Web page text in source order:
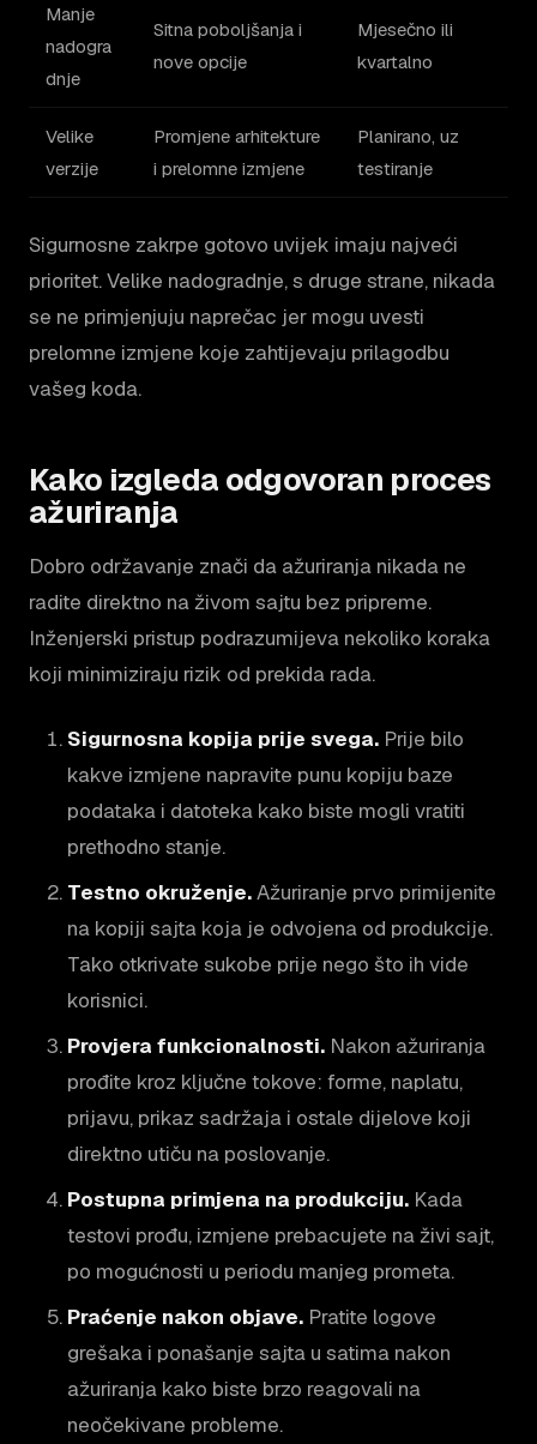
Manje
nadogra
dnje
Sitna poboljšanja i
nove opcije
Mjesečno ili
kvartalno
Velike
verzije
Promjene arhitekture
i prelomne izmjene
Planirano, uz
testiranje
Sigurnosne zakrpe gotovo uvijek imaju najveći
prioritet. Velike nadogradnje, s druge strane, nikada
se ne primjenjuju naprečac jer mogu uvesti
prelomne izmjene koje zahtijevaju prilagodbu
vašeg koda.
Kako izgleda odgovoran proces
ažuriranja
Dobro održavanje znači da ažuriranja nikada ne
radite direktno na živom sajtu bez pripreme.
Inženjerski pristup podrazumijeva nekoliko koraka
koji minimiziraju rizik od prekida rada.
Sigurnosna kopija prije svega. Prije bilo
kakve izmjene napravite punu kopiju baze
podataka i datoteka kako biste mogli vratiti
prethodno stanje.
Testno okruženje.Ažuriranje prvo primijenite
na kopiji sajta koja je odvojena od produkcije.
Tako otkrivate sukobe prije nego što ih vide
korisnici.
Provjera funkcionalnosti. Nakon ažuriranja
prođite kroz ključne tokove: forme, naplatu,
prijavu, prikaz sadržaja i ostale dijelove koji
direktno utiču na poslovanje.
Postupna primjena na produkciju. Kada
testovi prođu, izmjene prebacujete na živi sajt,
po mogućnosti u periodu manjeg prometa.
Praćenje nakon objave. Pratite logove
grešaka i ponašanje sajta u satima nakon
ažuriranja kako biste brzo reagovali na
neočekivane probleme.